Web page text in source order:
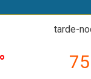
°
tarde-
75